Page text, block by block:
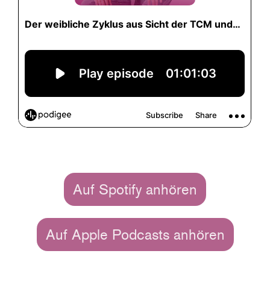
Auf Spotify anhören
Auf Apple Podcasts anhören